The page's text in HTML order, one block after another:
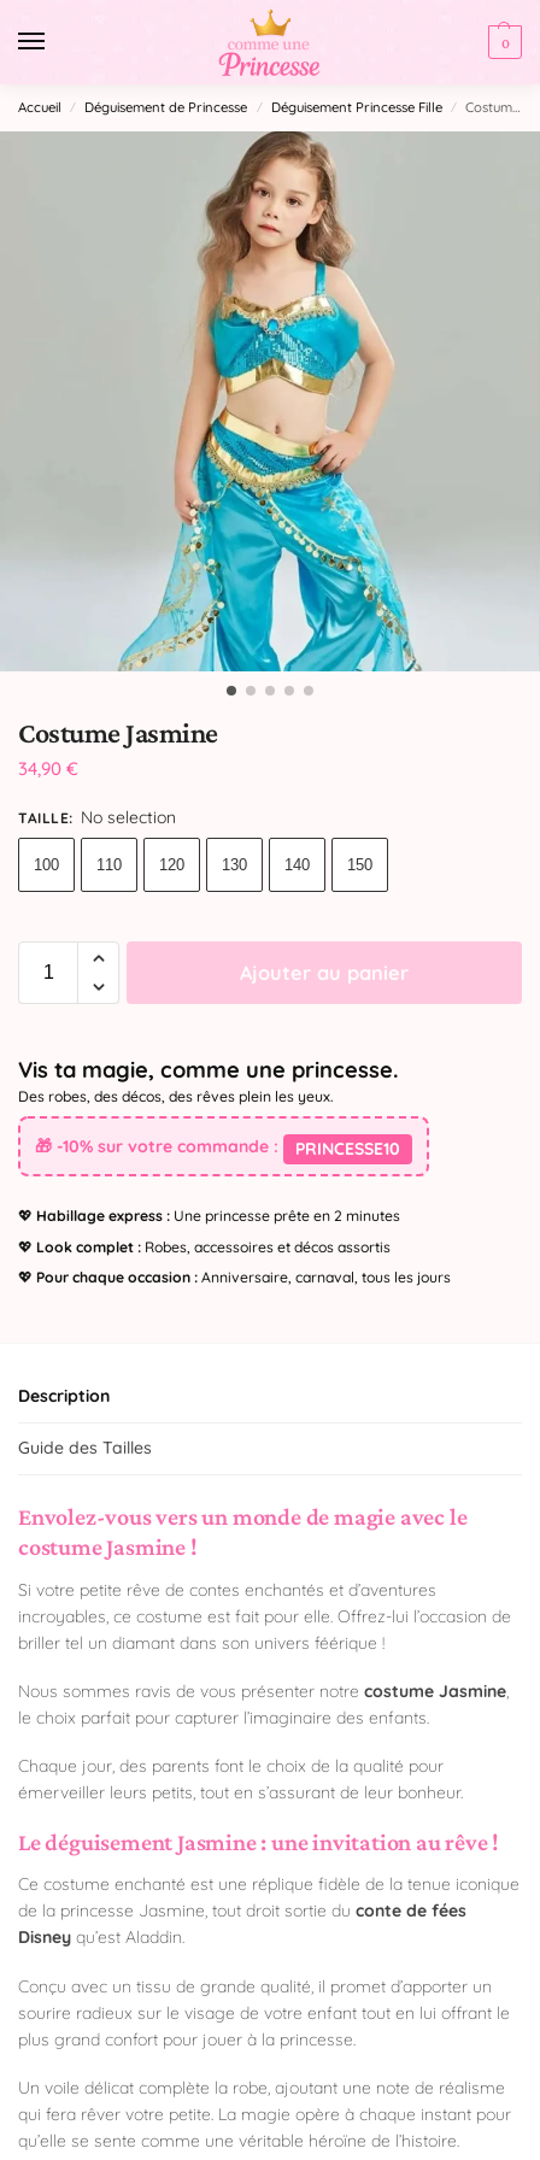
0
Accueil / Déguisement de Princesse / Déguisement Princesse Fille / Costume Jasmine
Costume Jasmine
34,90 €
TAILLE: No selection
100 110 120 130 140 150
Ajouter au panier
Vis ta magie, comme une princesse.
Des robes, des décos, des rêves plein les yeux.
🎁 -10% sur votre commande : PRINCESSE10
💖 Habillage express : Une princesse prête en 2 minutes
💖 Look complet : Robes, accessoires et décos assortis
💖 Pour chaque occasion : Anniversaire, carnaval, tous les jours
Description
Guide des Tailles
Envolez-vous vers un monde de magie avec le
costume Jasmine !
Si votre petite rêve de contes enchantés et d’aventures
incroyables, ce costume est fait pour elle. Offrez-lui l’occasion de
briller tel un diamant dans son univers féérique !
Nous sommes ravis de vous présenter notre costume Jasmine,
le choix parfait pour capturer l’imaginaire des enfants.
Chaque jour, des parents font le choix de la qualité pour
émerveiller leurs petits, tout en s’assurant de leur bonheur.
Le déguisement Jasmine : une invitation au rêve !
Ce costume enchanté est une réplique fidèle de la tenue iconique
de la princesse Jasmine, tout droit sortie du conte de fées
Disney qu’est Aladdin.
Conçu avec un tissu de grande qualité, il promet d’apporter un
sourire radieux sur le visage de votre enfant tout en lui offrant le
plus grand confort pour jouer à la princesse.
Un voile délicat complète la robe, ajoutant une note de réalisme
qui fera rêver votre petite. La magie opère à chaque instant pour
qu’elle se sente comme une véritable héroïne de l’histoire.